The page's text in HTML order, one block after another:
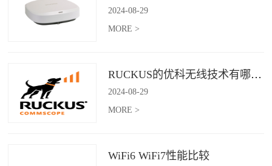
2024-08-29
MORE >
RUCKUS的优科无线技术有哪些优缺点？
2024-08-29
MORE >
WiFi6 WiFi7性能比较